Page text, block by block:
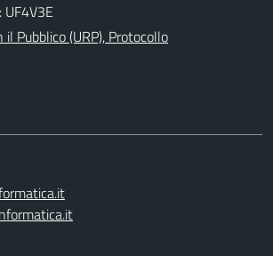
Pubblico (URP), Protocollo